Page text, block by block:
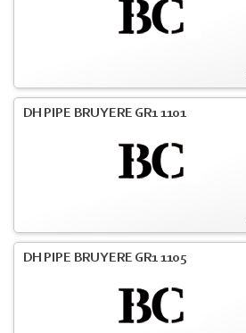
DH PIPE BRUYERE GR1 1101
DH PIPE BRUYERE GR1 1105